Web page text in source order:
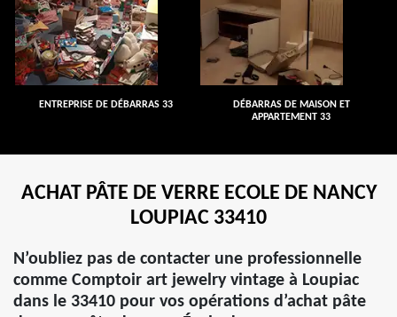
ENTREPRISE DE DÉBARRAS 33
DÉBARRAS DE MAISON ET
APPARTEMENT 33
ACHAT PÂTE DE VERRE ECOLE DE NANCY
LOUPIAC 33410
N’oubliez pas de contacter une professionnelle
comme Comptoir art jewelry vintage à Loupiac
dans le 33410 pour vos opérations d’achat pâte